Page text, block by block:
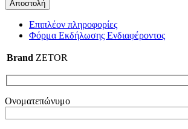
Επιπλέον πληροφορίες
Φόρμα Εκδήλωσης Ενδιαφέροντος
Brand ZETOR
Ονοματεπώνυμο